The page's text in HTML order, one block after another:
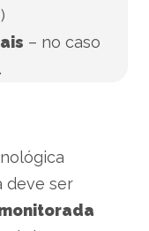
– no caso
deve ser